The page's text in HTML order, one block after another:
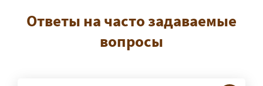
Ответы на часто задаваемые
вопросы